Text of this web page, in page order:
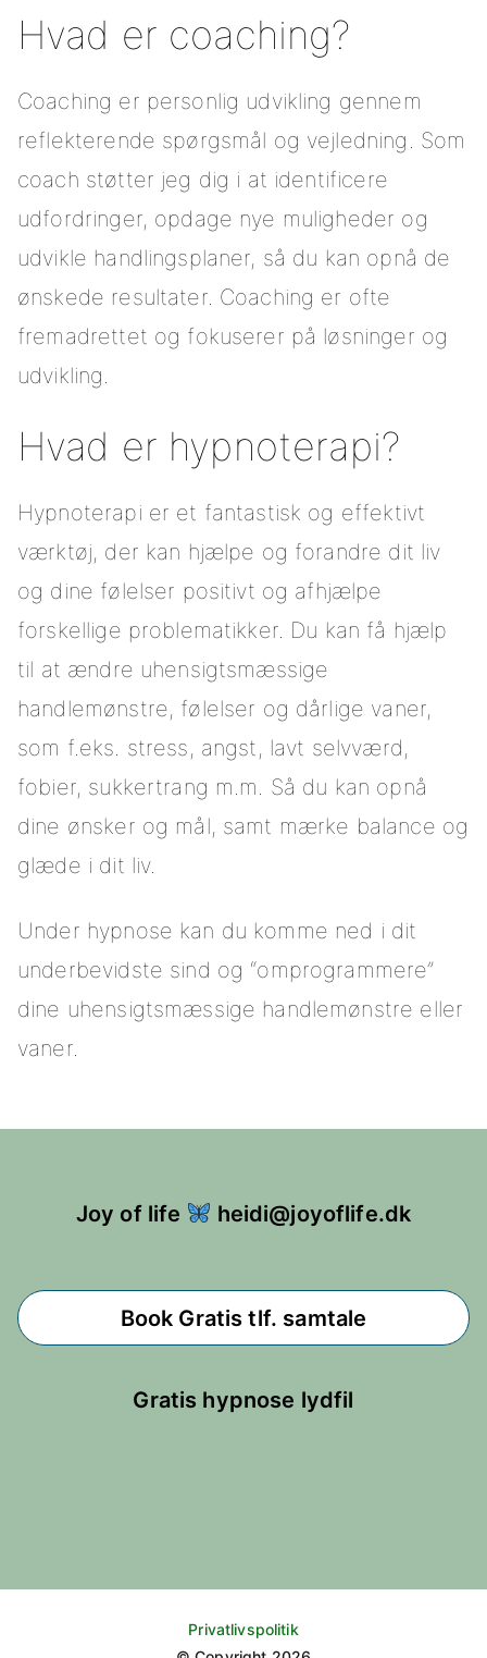
Hvad er coaching?
Coaching er personlig udvikling gennem
reflekterende spørgsmål og vejledning. Som
coach støtter jeg dig i at identificere
udfordringer, opdage nye muligheder og
udvikle handlingsplaner, så du kan opnå de
ønskede resultater. Coaching er ofte
fremadrettet og fokuserer på løsninger og
udvikling.
Hvad er hypnoterapi?
Hypnoterapi er et fantastisk og effektivt
værktøj, der kan hjælpe og forandre dit liv
og dine følelser positivt og afhjælpe
forskellige problematikker. Du kan få hjælp
til at ændre uhensigtsmæssige
handlemønstre, følelser og dårlige vaner,
som f.eks. stress, angst, lavt selvværd,
fobier, sukkertrang m.m. Så du kan opnå
dine ønsker og mål, samt mærke balance og
glæde i dit liv.
Under hypnose kan du komme ned i dit
underbevidste sind og “omprogrammere”
dine uhensigtsmæssige handlemønstre eller
vaner.
Joy of life heidi@joyoflife.dk
Book Gratis tlf. samtale
Gratis hypnose lydfil
Privatlivspolitik